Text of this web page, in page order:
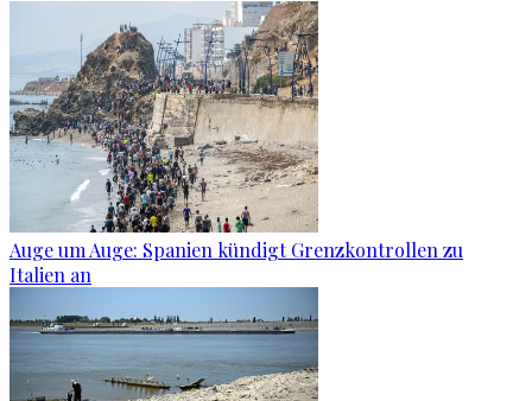
Auge um Auge: Spanien kündigt Grenzkontrollen zu
Italien an